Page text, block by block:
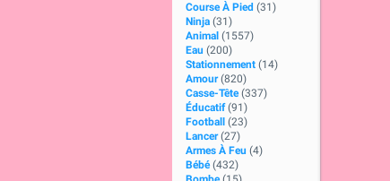
Course À Pied (31)
Ninja (31)
Animal (1557)
Eau (200)
Stationnement (14)
Amour (820)
Casse-Tête (337)
Éducatif (91)
Football
(23)
Lancer (27)
Armes À Feu (4)
Bébé (432)